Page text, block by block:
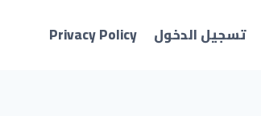
تسجيل الدخول Privacy Policy